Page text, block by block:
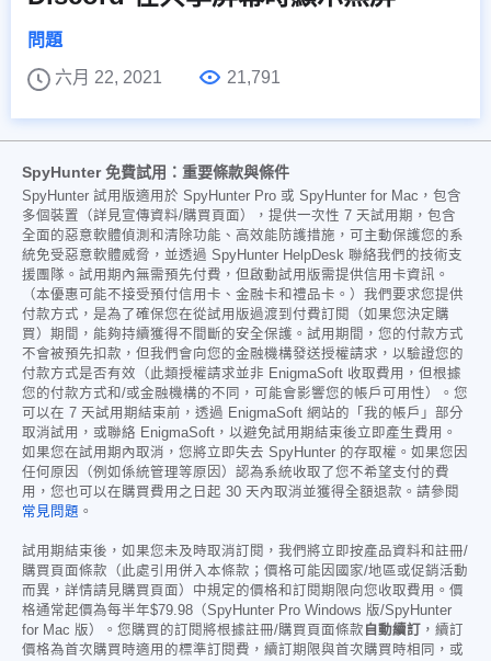
問題
六月 22, 2021
21,791
SpyHunter 免費試用：重要條款與條件
SpyHunter 試用版適用於 SpyHunter Pro 或 SpyHunter for Mac，包含
多個裝置（詳見宣傳資料/購買頁面），提供一次性 7 天試用期，包含
全面的惡意軟體偵測和清除功能、高效能防護措施，可主動保護您的系
統免受惡意軟體威脅，並透過 SpyHunter HelpDesk 聯絡我們的技術支
援團隊。試用期內無需預先付費，但啟動試用版需提供信用卡資訊。
（本優惠可能不接受預付信用卡、金融卡和禮品卡。）我們要求您提供
付款方式，是為了確保您在從試用版過渡到付費訂閱（如果您決定購
買）期間，能夠持續獲得不間斷的安全保護。試用期間，您的付款方式
不會被預先扣款，但我們會向您的金融機構發送授權請求，以驗證您的
付款方式是否有效（此類授權請求並非 EnigmaSoft 收取費用，但根據
您的付款方式和/或金融機構的不同，可能會影響您的帳戶可用性）。您
可以在 7 天試用期結束前，透過 EnigmaSoft 網站的「我的帳戶」部分
取消試用，或聯絡 EnigmaSoft，以避免試用期結束後立即產生費用。
如果您在試用期內取消，您將立即失去 SpyHunter 的存取權。如果您因
任何原因（例如係統管理等原因）認為系統收取了您不希望支付的費
用，您也可以在購買費用之日起 30 天內取消並獲得全額退款。請參閱
常見問題 。
試用期結束後，如果您未及時取消訂閱，我們將立即按產品資料和註冊/
購買頁面條款（此處引用併入本條款；價格可能因國家/地區或促銷活動
而異，詳情請見購買頁面）中規定的價格和訂閱期限向您收取費用。價
格通常起價為每半年$79.98 （SpyHunter Pro Windows 版/SpyHunter
for Mac 版）。您購買的訂閱將根據註冊/購買頁面條款 自動續訂
，續訂
價格為首次購買時適用的標準訂閱費，續訂期限與首次購買時相同，或